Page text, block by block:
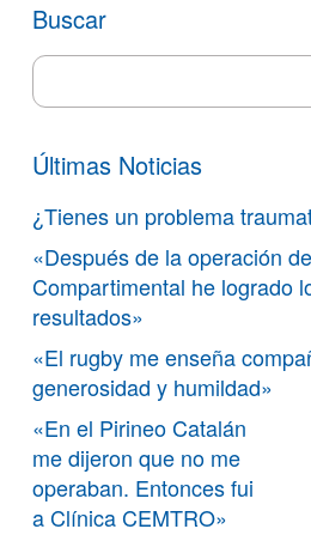
Buscar
Search
for:
Últimas Noticias
¿Tienes un problema
«Después de la operación
Compartimental he logrado
resultados»
«El rugby me enseña
generosidad y humildad»
«En el Pirineo Catalán
me dijeron que no me
operaban. Entonces fui
a Clínica CEMTRO»